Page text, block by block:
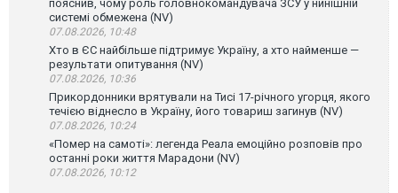
пояснив, чому роль головнокомандувача ЗСУ у нинішній
системі обмежена (NV)
07.08.2026, 10:48
Хто в ЄС найбільше підтримує Україну, а хто найменше —
результати опитування (NV)
07.08.2026, 10:36
Прикордонники врятували на Тисі 17-річного угорця, якого
течією віднесло в Україну, його товариш загинув (NV)
07.08.2026, 10:24
«Помер на самоті»: легенда Реала емоційно розповів про
останні роки життя Марадони (NV)
07.08.2026, 10:12